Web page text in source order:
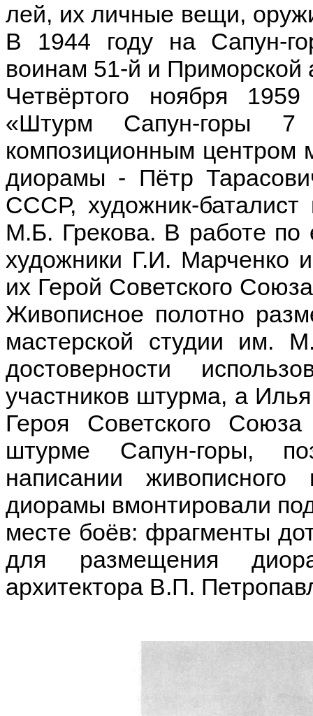
лей, их личные вещи,
В 1944 году на Сапун-
воинам 51-й и Приморской
Четвёртого ноября
«Штурм Сапун-горы
композиционным центром
диорамы - Пётр
СССР, художник-
М.Б. Грекова. В работе по
художники Г.И. Марченко
их Герой Советского
Живописное полотно
мастерской студии им.
достоверности
участников штурма, а
Героя Советского
штурме Сапун-горы,
написании
диорамы вмонтировали
месте боёв: фрагменты
для размещения
архитектора В.П.